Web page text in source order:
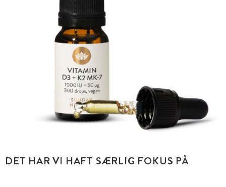
DET HAR VI HAFT SÆRLIG FOKUS PÅ